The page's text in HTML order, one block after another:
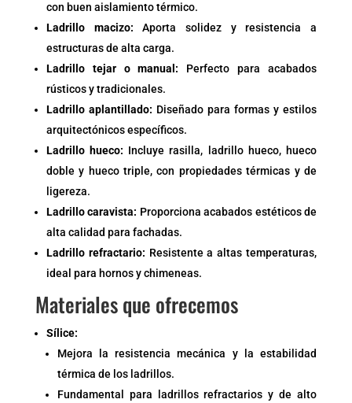
con buen aislamiento térmico.
Ladrillo macizo: Aporta solidez y resistencia a
estructuras de alta carga.
Ladrillo tejar o manual: Perfecto para acabados
rústicos y tradicionales.
Ladrillo aplantillado: Diseñado para formas y estilos
arquitectónicos específicos.
Ladrillo hueco: Incluye rasilla, ladrillo hueco, hueco
doble y hueco triple, con propiedades térmicas y de
ligereza.
Ladrillo caravista: Proporciona acabados estéticos de
alta calidad para fachadas.
Ladrillo refractario: Resistente a altas temperaturas,
ideal para hornos y chimeneas.
Materiales que ofrecemos
Sílice:
Mejora la resistencia mecánica y la estabilidad
térmica de los ladrillos.
Fundamental para ladrillos refractarios y de alto